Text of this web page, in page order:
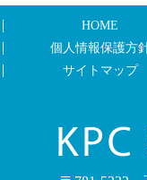
HOME
個人情報保護方
サイトマップ